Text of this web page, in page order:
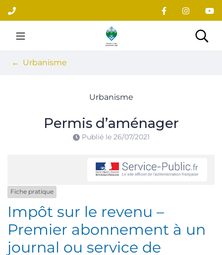
Aller
au
contenu
Site officiel du village
Urbanisme
Urbanisme
Permis d’aménager
Publié le 26/07/2021
Fiche pratique
Impôt sur le revenu –
Premier abonnement à un
journal ou service de